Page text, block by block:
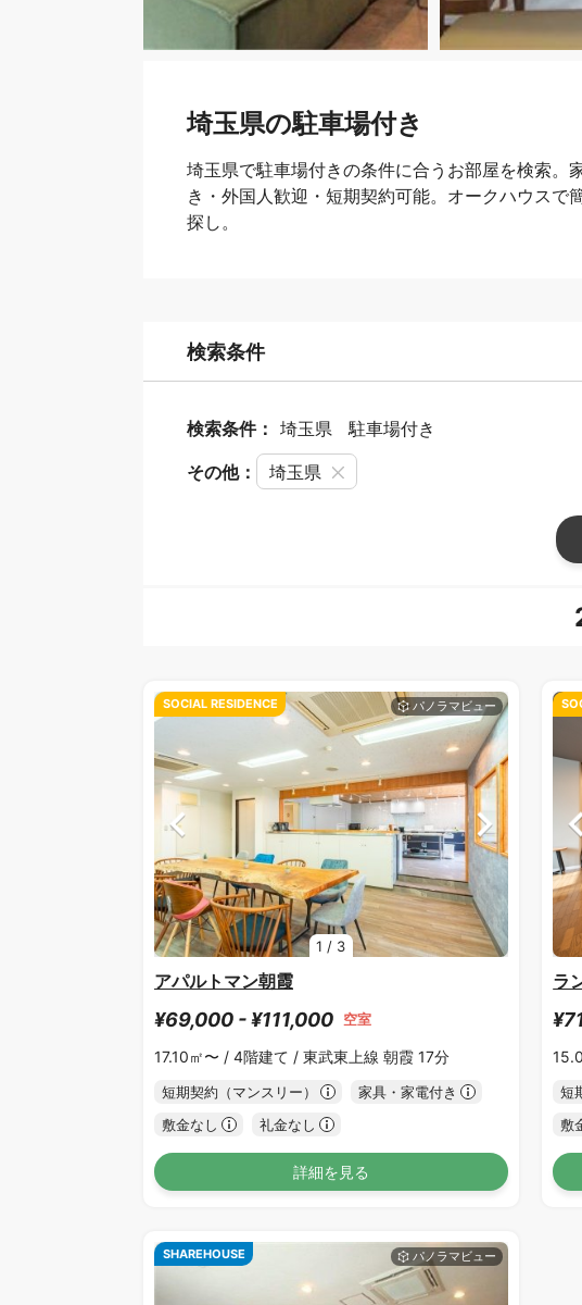
埼玉県の駐車場付き
埼玉県で駐車場付きの条件に合うお部屋を検索。
き・外国人歓迎・短期契約可能。オークハウスで
探し。
検索条件
検索条件： 埼玉県 駐車場付き
その他： 埼玉県
1 / 3
SOCIAL RESIDENCE
アパルトマン朝霞
¥69,000 - ¥111,000 空室
17.10㎡〜 / 4階建て / 東武東上線 朝霞 17分
短期契約（マンスリー）
家具・家電付き
敷金なし
礼金なし
詳細を見る
ラ
短
敷
SHAREHOUSE